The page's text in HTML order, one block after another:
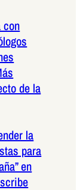
con
de la
la
para
en